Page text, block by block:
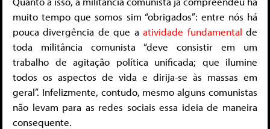
muito tempo que somos sim “obrigados”: entre nós há
pouca divergência de que aatividade fundamental de
toda militância comunista “deve consistir em um
trabalho de agitação política unificada; que ilumine
todos os aspectos de vida e dirija-se às massas em
geral”. Infelizmente, contudo, mesmo alguns comunistas
não levam para as redes sociais essa ideia de maneira
consequente.